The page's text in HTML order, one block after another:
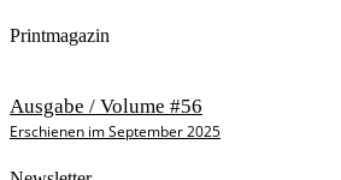
Printmagazin
Ausgabe / Volume #56
Erschienen im September 2025